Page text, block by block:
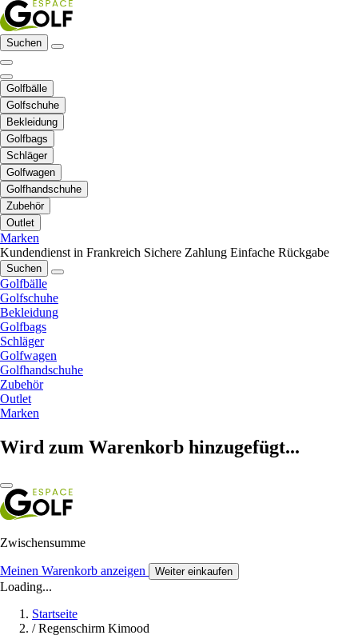
Suchen
Golfbälle
Golfschuhe
Bekleidung
Golfbags
Schläger
Golfwagen
Golfhandschuhe
Zubehör
Outlet
Marken
Kundendienst in Frankreich Sichere Zahlung Einfache Rückgabe
Suchen
Golfbälle
Golfschuhe
Bekleidung
Golfbags
Schläger
Golfwagen
Golfhandschuhe
Zubehör
Outlet
Marken
Wird zum Warenkorb hinzugefügt...
Zwischensumme
Meinen Warenkorb anzeigen Weiter einkaufen
Loading...
Startseite
/ Regenschirm Kimood